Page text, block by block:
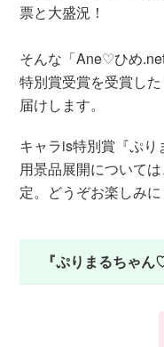
票と大盛況！
そんな「Ane♡ひめ
特別賞受賞を受賞し
届けします。
キャラis特別賞『ぷ
用景品展開について
定。どうぞお楽しみに
『ぷりまるちゃ